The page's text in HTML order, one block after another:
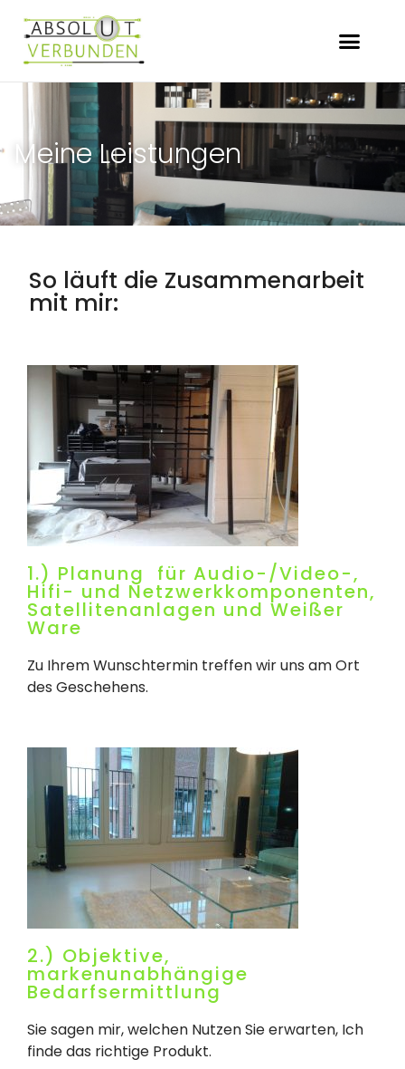
Meine Leistungen
So läuft die Zusammenarbeit
mit mir:
1.) Planung für Audio-/Video-,
Hifi- und Netzwerkkomponenten,
Satellitenanlagen und Weißer
Ware
Zu Ihrem Wunschtermin treffen wir uns am Ort
des Geschehens.
2.) Objektive,
markenunabhängige
Bedarfsermittlung
Sie sagen mir, welchen Nutzen Sie erwarten, Ich
finde das richtige Produkt.